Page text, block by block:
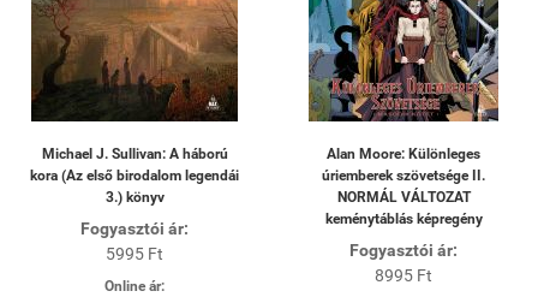
Michael J. Sullivan: A háború
kora (Az első birodalom legendái
3.) könyv
Fogyasztói ár:
5995 Ft
Online ár:
Alan Moore: Különleges
úriemberek szövetsége II.
NORMÁL VÁLTOZAT
keménytáblás képregény
Fogyasztói ár:
8995 Ft